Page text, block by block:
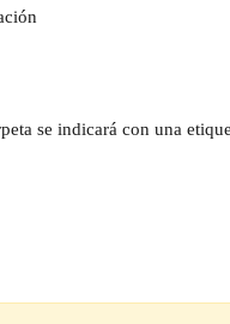
se indicará con una